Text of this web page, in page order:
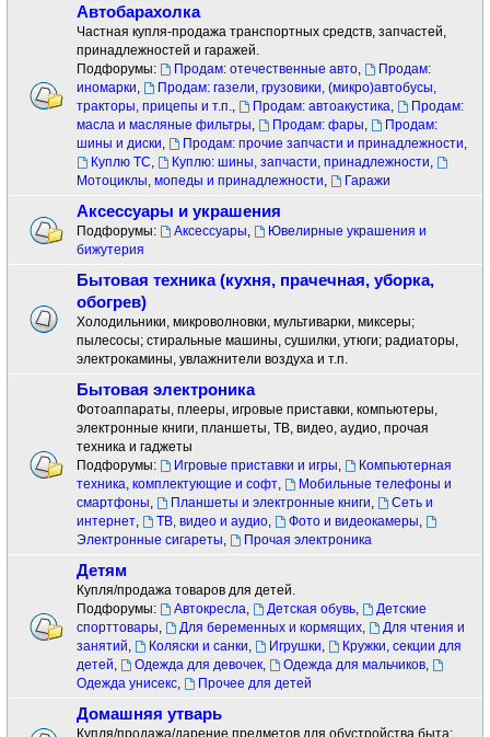
Автобарахолка
Частная купля-продажа транспортных средств, запчастей,
принадлежностей и гаражей.
Подфорумы:
Продам: отечественные авто,
Продам:
иномарки,
Продам: газели, грузовики, (микро)автобусы,
тракторы, прицепы и т.п., Продам: автоакустика,
Продам:
масла и масляные фильтры, Продам: фары,
Продам:
шины и диски, Продам: прочие запчасти и принадлежности,
Куплю ТС, Куплю: шины, запчасти, принадлежности,
Мотоциклы, мопеды и принадлежности, Гаражи
Аксессуары и украшения
Подфорумы: Аксессуары,
Ювелирные украшения и
бижутерия
Бытовая техника (кухня, прачечная, уборка,
обогрев)
Холодильники, микроволновки, мультиварки, миксеры;
пылесосы; стиральные машины, сушилки, утюги; радиаторы,
электрокамины, увлажнители воздуха и т.п.
Бытовая электроника
Фотоаппараты, плееры, игровые приставки, компьютеры,
электронные книги, планшеты, ТВ, видео, аудио, прочая
техника и гаджеты
Подфорумы:
Игровые приставки и игры,
Компьютерная
техника, комплектующие и софт,
Мобильные телефоны и
смартфоны, Планшеты и электронные книги,
Сеть и
интернет, ТВ, видео и аудио, Фото и видеокамеры,
Электронные сигареты, Прочая электроника
Детям
Купля/продажа товаров для детей.
Подфорумы:
Автокресла, Детская обувь,
Детские
спорттовары, Для беременных и кормящих,
Для чтения и
занятий, Коляски и санки, Игрушки,
Кружки, секции для
детей, Одежда для девочек, Одежда для мальчиков,
Одежда унисекс, Прочее для детей
Домашняя утварь
Купля/продажа/дарение предметов для обустройства быта: